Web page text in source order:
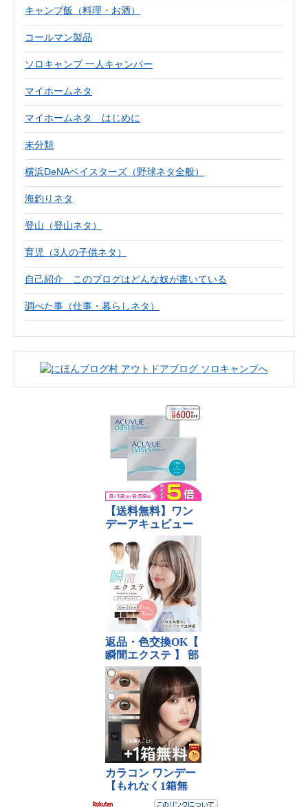
キャンプ飯（料理・お酒）
コールマン製品
ソロキャンプ 一人キャンパー
マイホームネタ
マイホームネタ はじめに
未分類
横浜DeNAベイスターズ（野球ネタ全般）
海釣りネタ
登山（登山ネタ）
育児（3人の子供ネタ）
自己紹介 このブログはどんな奴が書いている
調べた事（仕事・暮らしネタ）